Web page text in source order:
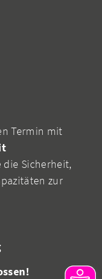
Termin mit
die Sicherheit,
zur